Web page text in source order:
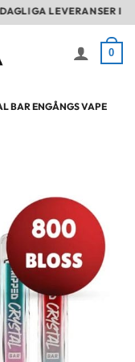
LEVERANSER I
0
BAR ENGÅNGS VAPE